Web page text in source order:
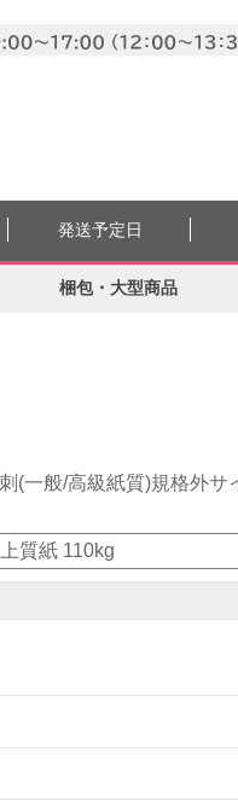
発送予定日
梱包・大型商品
(一般/高級紙質)規格外サ